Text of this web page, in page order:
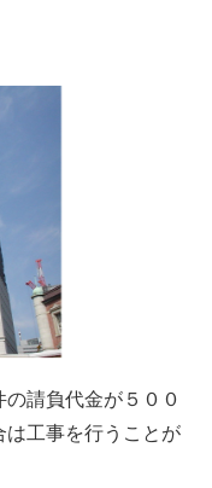
請負代金が５００
は工事を行うことが